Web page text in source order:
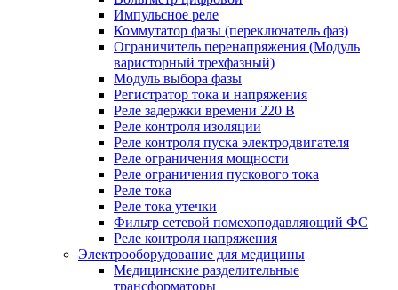
Импульсное реле
Коммутатор фазы (переключатель фаз)
Ограничитель перенапряжения (Модуль
варисторный трехфазный)
Модуль выбора фазы
Регистратор тока и напряжения
Реле задержки времени 220 В
Реле контроля изоляции
Реле контроля пуска электродвигателя
Реле ограничения мощности
Реле ограничения пускового тока
Реле тока
Реле тока утечки
Фильтр сетевой помехоподавляющий ФС
Реле контроля напряжения
Электрооборудование для медицины
Медицинские разделительные
трансформаторы